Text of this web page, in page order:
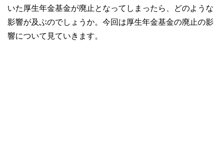
いた厚生年金基金が廃止となってしまったら、どのような
影響が及ぶのでしょうか。今回は厚生年金基金の廃止の影
響について見ていきます。